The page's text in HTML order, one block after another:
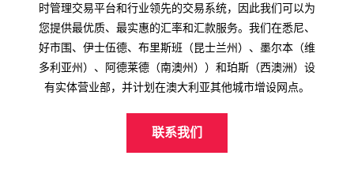
3.8839
4.0525
AUD/SGD
0.8516
时管理交易平台和行业领先的交易系统，因此我们可以为
您提供最优质、最实惠的汇率和汇款服务。我们在悉尼、
好市围、伊士伍德、布里斯班（昆士兰州）、墨尔本（维
多利亚州）、阿德莱德（南澳州））和珀斯（西澳洲）设
有实体营业部，并计划在澳大利亚其他城市增设网点。
联系我们